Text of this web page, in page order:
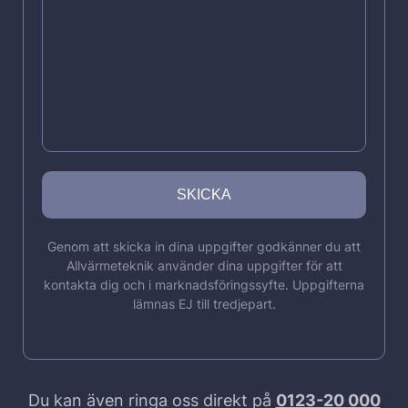
Genom att skicka in dina uppgifter godkänner du att
Allvärmeteknik använder dina uppgifter för att
kontakta dig och i marknadsföringssyfte. Uppgifterna
lämnas EJ till tredjepart.
Du kan även ringa oss direkt på 0123-20 000